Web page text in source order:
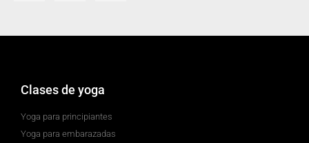
Clases de yoga
Yoga para principiantes
Yoga para embarazadas